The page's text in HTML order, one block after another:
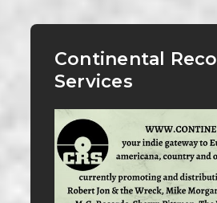
Continental
Services